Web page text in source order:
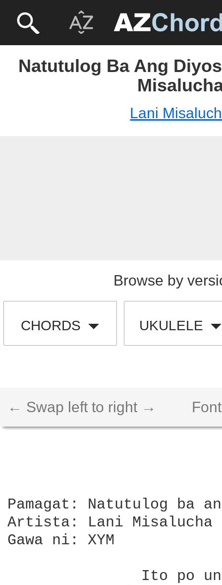
Natutulog Ba Ang
Lani
Browse by
CHORDS UKULELE
← Swap left to right →
Pamagat: Natutulog ba
Artista: Lani Misalucha
Gawa ni: XYM
Ito po